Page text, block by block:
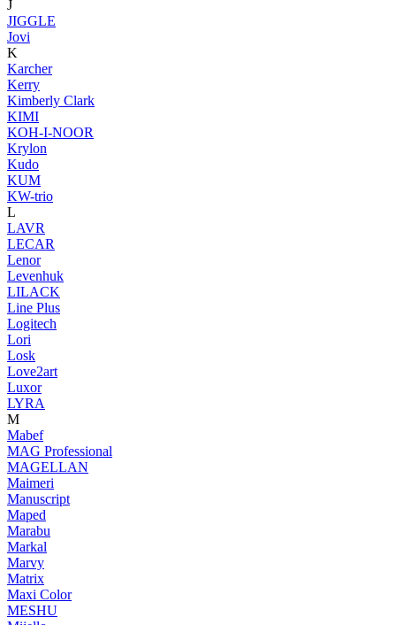
J
JIGGLE
Jovi
K
Karcher
Kerry
Kimberly Clark
KIMI
KOH-I-NOOR
Krylon
Kudo
KUM
KW-trio
L
LAVR
LECAR
Lenor
Levenhuk
LILACK
Line Plus
Logitech
Lori
Losk
Love2art
Luxor
LYRA
M
Mabef
MAG Professional
MAGELLAN
Maimeri
Manuscript
Maped
Marabu
Markal
Marvy
Matrix
Maxi Color
MESHU